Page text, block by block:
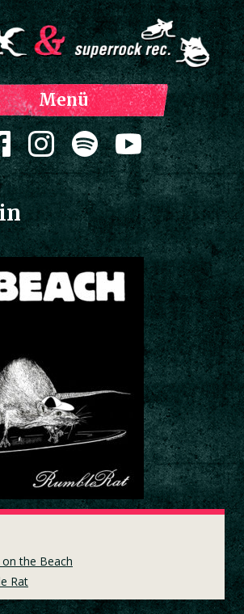
Menü
Zum Inhalt springen
on the Beach
Rat